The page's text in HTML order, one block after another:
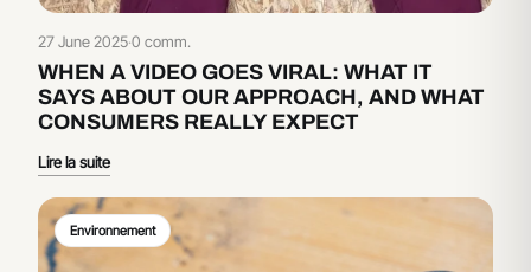
27 June 2025·0 comm.
WHEN A VIDEO GOES VIRAL: WHAT IT
SAYS ABOUT OUR APPROACH, AND WHAT
CONSUMERS REALLY EXPECT
Lire la suite
Environnement